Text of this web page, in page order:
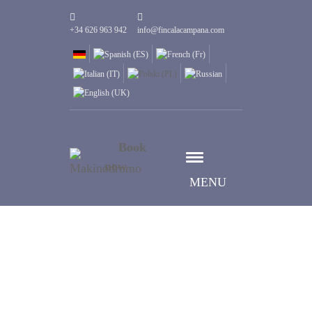
+34 626 963 942 info@fincalacampana.com
MENU
Book
now